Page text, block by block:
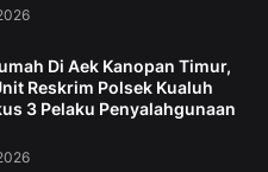
Di Aek Kanopan Timur,
Reskrim Polsek Kualuh
3 Pelaku Penyalahgunaan